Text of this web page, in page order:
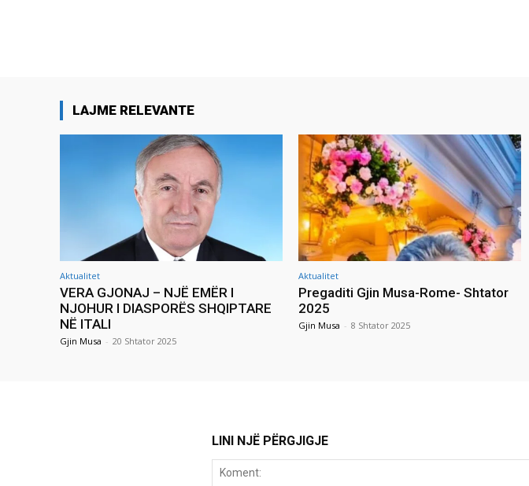
LAJME RELEVANTE
Aktualitet
VERA GJONAJ – NJË EMËR I
NJOHUR I DIASPORËS SHQIPTARE
NË ITALI
Gjin Musa - 20 Shtator 2025
Aktualitet
Pregaditi Gjin Musa-Rome- Shtator
2025
Gjin Musa - 8 Shtator 2025
LINI NJË PËRGJIGJE